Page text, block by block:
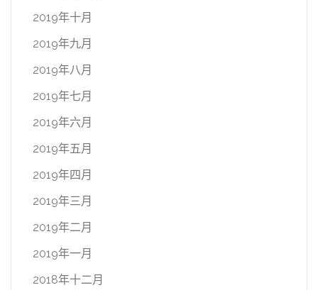
2019年十月
2019年九月
2019年八月
2019年七月
2019年六月
2019年五月
2019年四月
2019年三月
2019年二月
2019年一月
2018年十二月